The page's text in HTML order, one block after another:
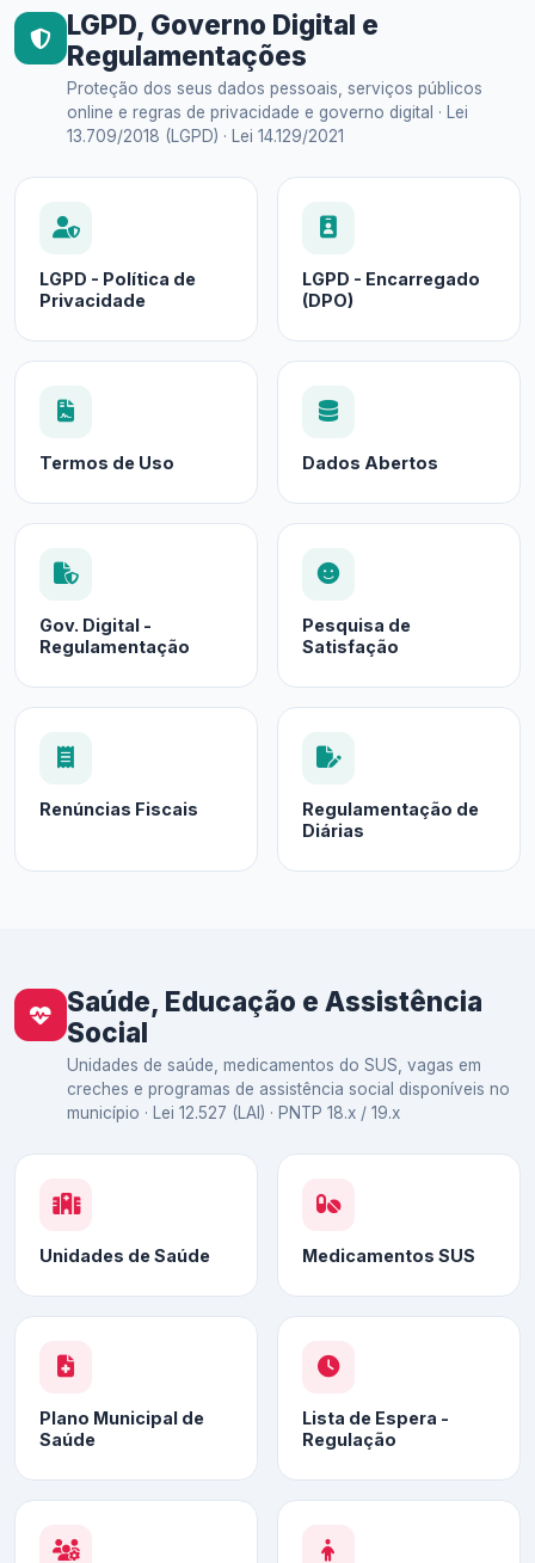
LGPD, Governo Digital e
Regulamentações
Proteção dos seus dados pessoais, serviços públicos
online e regras de privacidade e governo digital · Lei
13.709/2018 (LGPD) · Lei 14.129/2021
LGPD - Política de
Privacidade
LGPD - Encarregado
(DPO)
Termos de Uso Dados Abertos
Gov. Digital -
Regulamentação
Pesquisa de
Satisfação
Renúncias Fiscais
Regulamentação de
Diárias
Saúde, Educação e Assistência
Social
Unidades de saúde, medicamentos do SUS, vagas em
creches e programas de assistência social disponíveis no
município · Lei 12.527 (LAI) · PNTP 18.x / 19.x
Unidades de Saúde Medicamentos SUS
Plano Municipal de
Saúde
Lista de Espera -
Regulação